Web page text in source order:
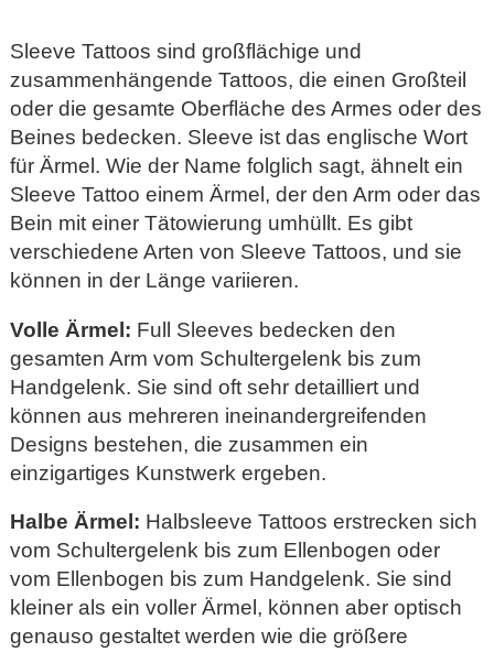
Sleeve Tattoos sind großflächige und
zusammenhängende Tattoos, die einen Großteil
oder die gesamte Oberfläche des Armes oder des
Beines bedecken. Sleeve ist das englische Wort
für Ärmel. Wie der Name folglich sagt, ähnelt ein
Sleeve Tattoo einem Ärmel, der den Arm oder das
Bein mit einer Tätowierung umhüllt. Es gibt
verschiedene Arten von Sleeve Tattoos, und sie
können in der Länge variieren.
Volle Ärmel: Full Sleeves bedecken den
gesamten Arm vom Schultergelenk bis zum
Handgelenk. Sie sind oft sehr detailliert und
können aus mehreren ineinandergreifenden
Designs bestehen, die zusammen ein
einzigartiges Kunstwerk ergeben.
Halbe Ärmel: Halbsleeve Tattoos erstrecken sich
vom Schultergelenk bis zum Ellenbogen oder
vom Ellenbogen bis zum Handgelenk. Sie sind
kleiner als ein voller Ärmel, können aber optisch
genauso gestaltet werden wie die größere